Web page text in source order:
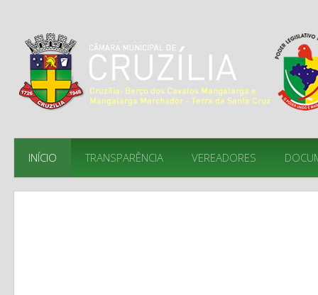
INÍCIO TRANSPARÊNCIA VEREADORES